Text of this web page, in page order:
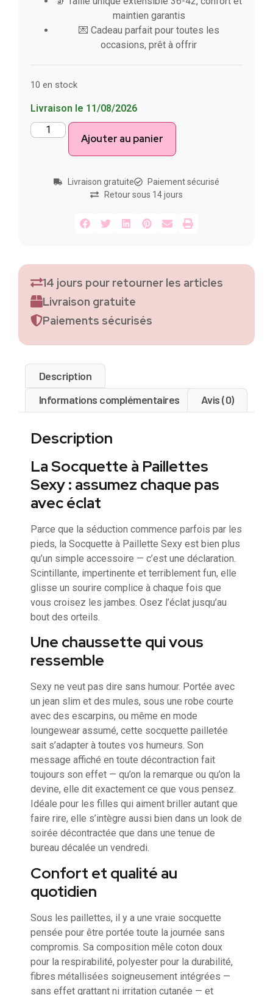
maintien garantis
💌 Cadeau parfait pour toutes les
occasions, prêt à offrir
10 en stock
Livraison le 11/08/2026
Ajouter au panier
Livraison gratuite
Paiement sécurisé
Retour sous 14 jours
14 jours pour retourner les articles
Livraison gratuite
Paiements sécurisés
Description
Informations complémentaires
Avis (0)
Description
La Socquette à Paillettes
Sexy : assumez chaque pas
avec éclat
Parce que la séduction commence parfois par les
pieds, la Socquette à Paillette Sexy est bien plus
qu’un simple accessoire — c’est une déclaration.
Scintillante, impertinente et terriblement fun, elle
glisse un sourire complice à chaque fois que
vous croisez les jambes. Osez l’éclat jusqu’au
bout des orteils.
Une chaussette qui vous
ressemble
Sexy ne veut pas dire sans humour. Portée avec
un jean slim et des mules, sous une robe courte
avec des escarpins, ou même en mode
loungewear assumé, cette socquette pailletée
sait s’adapter à toutes vos humeurs. Son
message affiché en toute décontraction fait
toujours son effet — qu’on la remarque ou qu’on la
devine, elle dit exactement ce que vous pensez.
Idéale pour les filles qui aiment briller autant que
faire rire, elle s’intègre aussi bien dans un look de
soirée décontractée que dans une tenue de
bureau décalée un vendredi.
Confort et qualité au
quotidien
Sous les paillettes, il y a une vraie socquette
pensée pour être portée toute la journée sans
compromis. Sa composition mêle coton doux
pour la respirabilité, polyester pour la durabilité,
fibres métallisées soigneusement intégrées —
sans effet grattant ni irritation cutanée — et